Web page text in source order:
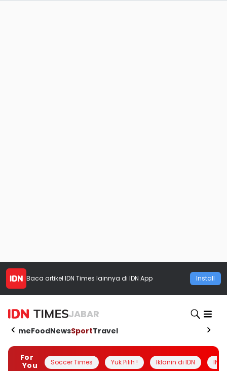
Baca artikel IDN Times lainnya di IDN App Install
JABAR
HomeFoodNewsSportTravel
For
You
Soccer Times Yuk Pilih ! Iklanin di IDN